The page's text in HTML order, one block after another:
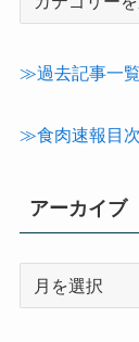
テ
≫過去記事一
≫食肉速報目
アーカイブ